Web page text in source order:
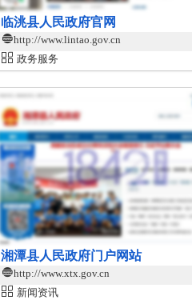
临洮县人民政府官网
http://www.lintao.gov.cn
政务服务
湘潭县人民政府门户网站
http://www.xtx.gov.cn
新闻资讯